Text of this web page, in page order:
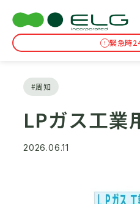
緊急時
コ
TOPコラム LPガス工業用周知文
#周知
LPガス工業
2026.06.11